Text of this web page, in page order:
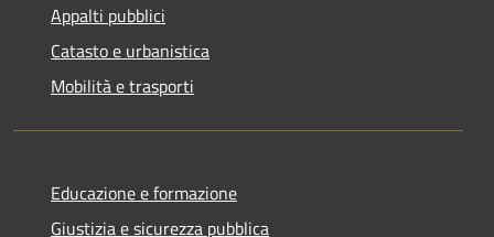
Appalti pubblici
Catasto e urbanistica
Mobilità e trasporti
Educazione e formazione
Giustizia e sicurezza pubblica